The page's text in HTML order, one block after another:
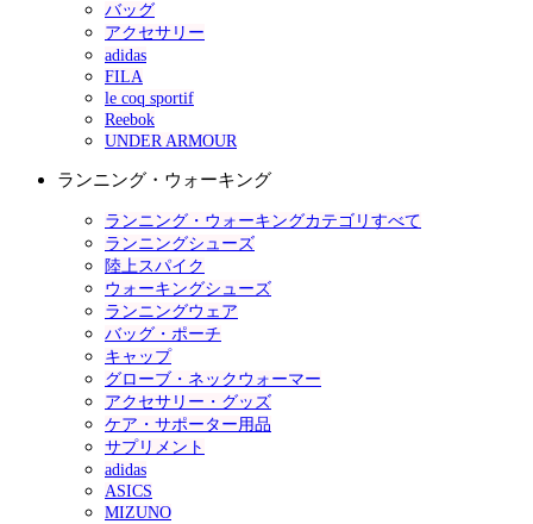
バッグ
アクセサリー
adidas
FILA
le coq sportif
Reebok
UNDER ARMOUR
ランニング・ウォーキング
ランニング・ウォーキングカテゴリすべて
ランニングシューズ
陸上スパイク
ウォーキングシューズ
ランニングウェア
バッグ・ポーチ
キャップ
グローブ・ネックウォーマー
アクセサリー・グッズ
ケア・サポーター用品
サプリメント
adidas
ASICS
MIZUNO